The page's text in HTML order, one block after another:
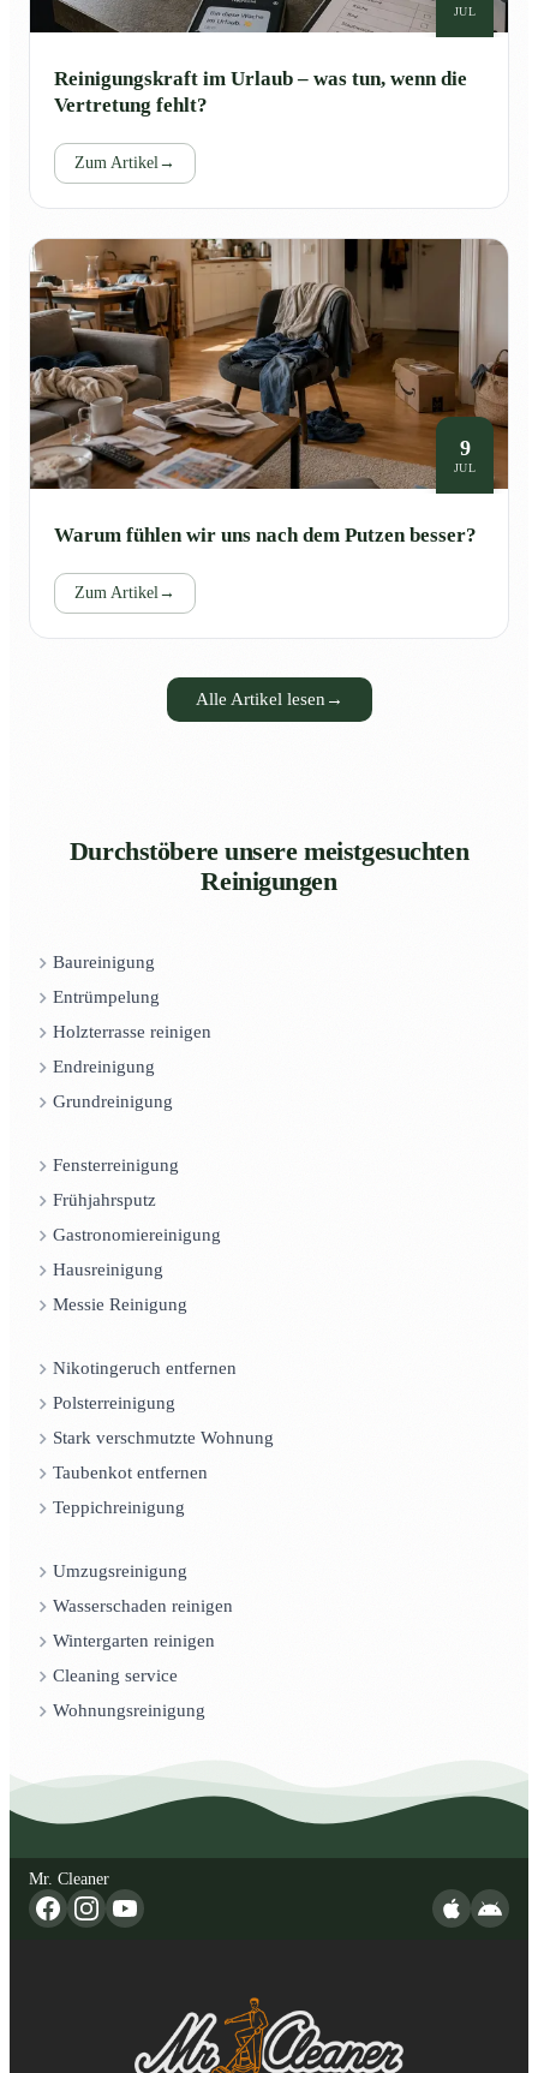
JUL
Reinigungskraft im Urlaub – was tun, wenn die
Vertretung fehlt?
Zum Artikel→
9
JUL
Warum fühlen wir uns nach dem Putzen besser?
Zum Artikel→
Alle Artikel lesen →
Durchstöbere unsere meistgesuchten
Reinigungen
Baureinigung
Entrümpelung
Holzterrasse reinigen
Endreinigung
Grundreinigung
Fensterreinigung
Frühjahrsputz
Gastronomiereinigung
Hausreinigung
Messie Reinigung
Nikotingeruch entfernen
Polsterreinigung
Stark verschmutzte Wohnung
Taubenkot entfernen
Teppichreinigung
Umzugsreinigung
Wasserschaden reinigen
Wintergarten reinigen
Cleaning service
Wohnungsreinigung
Mr. Cleaner